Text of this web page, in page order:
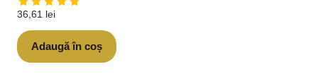
36,61 lei
Adaugă în coș